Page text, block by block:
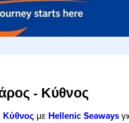
- Κύθνος
Κύθνος με Hellenic Seaways